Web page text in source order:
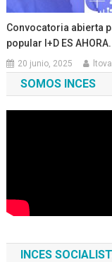
Convocatoria abierta
popular I+D ES AHORA.
20 junio, 2025
SOMOS INCES
INCES